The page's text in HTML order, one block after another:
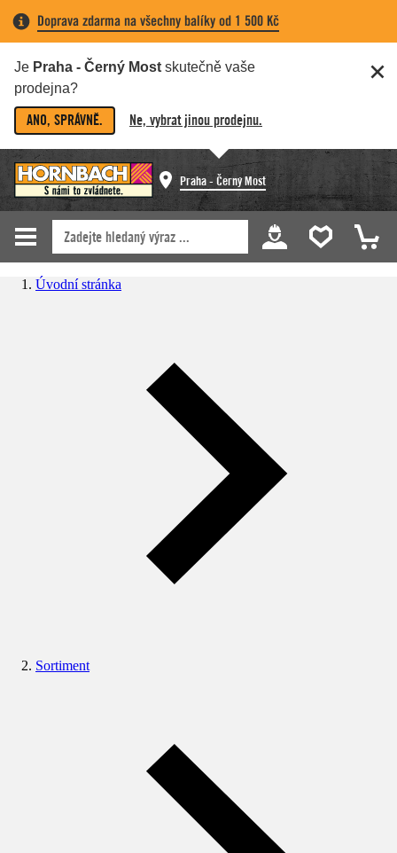
Doprava zdarma na všechny balíky od 1 500 Kč
Je Praha - Černý Most skutečně vaše
prodejna?
ANO, SPRÁVNĚ. Ne, vybrat jinou prodejnu.
Praha - Černý Most
Úvodní stránka
Sortiment